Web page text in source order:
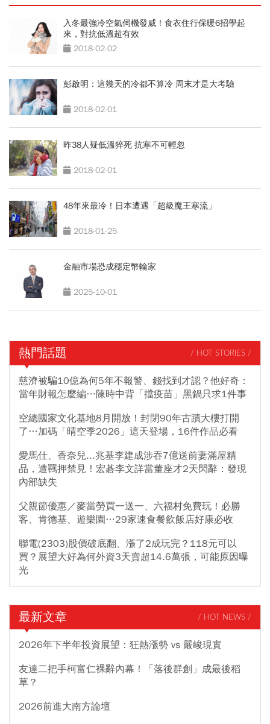
入冬最強冷空氣伺機發威！食衣住行保暖6招學起
來，對抗低溫超有效
2018-02-02
彭啟明：這幾天的冷都不算冷 周末才是大考驗
2018-02-01
昨38人疑低溫猝死 抗寒不可輕忽
2018-02-01
48年來最冷！日本遭遇「超級魔王寒流」
2018-01-25
金融市場恐成穩定幣輸家
2025-10-01
熱門話題 / HOT STORIES /
慈濟被騙10億為何5年不報警、錢找到才認？他好奇：
當年財報怎麼編…陳時中背「擋疫苗」黑鍋只求1件事
空總國家文化基地8月開放！封閉90年古蹟大樓打開
了…加碼「晴空季2026」這天登場，16件作品必看
愛馬仕、香奈兒...兆基李建成涉吞7億送前妻滿屋精
品，遭羈押禁見！宏碁李文詳當董座才2天閃辭：發現
內部缺失
父親節優惠／麥當勞買一送一、六福村免費玩！必勝
客、肯德基、遊樂園…29家速食餐飲飯店好康必收
聯電(2303)股價破底翻、漲了2成玩完？118元可以
買？展望大好為何外資3天賣超14.6萬張，可能原因曝
光
最新文章 / HOT NEWS /
2026年下半年投資展望：狂熱漲勢 vs 嚴峻現實
友達二把手柯富仁裸辭內幕！「落後群創」成最後稻
草？
2026前進大南方論壇